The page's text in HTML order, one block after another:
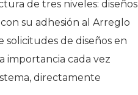
de tres niveles: diseños
su adhesión al Arreglo
de diseños en
importancia cada vez
directamente